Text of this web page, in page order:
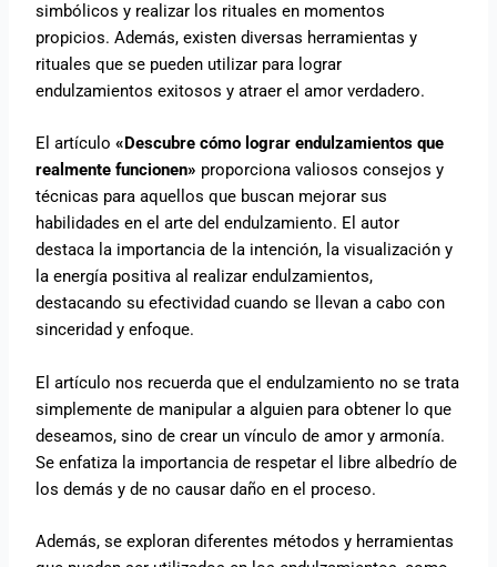
simbólicos y realizar los rituales en momentos
propicios. Además, existen diversas herramientas y
rituales que se pueden utilizar para lograr
endulzamientos exitosos y atraer el amor verdadero.
El artículo«Descubre cómo lograr endulzamientos que
realmente funcionen» proporciona valiosos consejos y
técnicas para aquellos que buscan mejorar sus
habilidades en el arte del endulzamiento. El autor
destaca la importancia de la intención, la visualización y
la energía positiva al realizar endulzamientos,
destacando su efectividad cuando se llevan a cabo con
sinceridad y enfoque.
El artículo nos recuerda que el endulzamiento no se trata
simplemente de manipular a alguien para obtener lo que
deseamos, sino de crear un vínculo de amor y armonía.
Se enfatiza la importancia de respetar el libre albedrío de
los demás y de no causar daño en el proceso.
Además, se exploran diferentes métodos y herramientas